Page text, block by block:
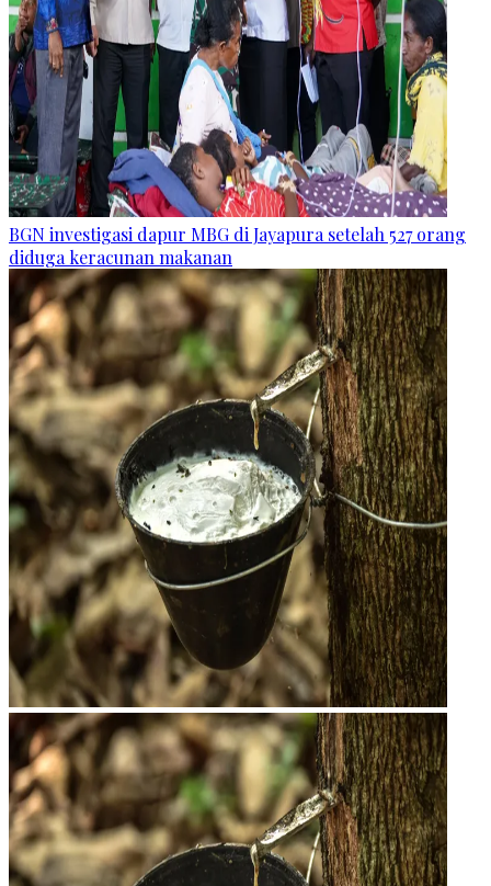
BGN investigasi dapur MBG di Jayapura setelah 527 orang
diduga keracunan makanan